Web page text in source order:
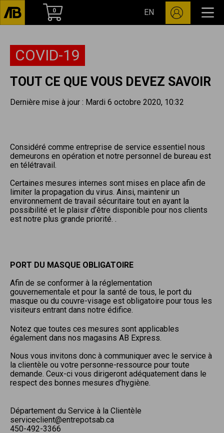
0 EN
COVID-19
TOUT CE QUE VOUS DEVEZ SAVOIR
Dernière mise à jour : Mardi 6 octobre 2020, 10:32
Considéré comme entreprise de service essentiel nous
demeurons en opération et notre personnel de bureau est
en télétravail.
Certaines mesures internes sont mises en place afin de
limiter la propagation du virus. Ainsi, maintenir un
environnement de travail sécuritaire tout en ayant la
possibilité et le plaisir d’être disponible pour nos clients
est notre plus grande priorité. .
PORT DU MASQUE OBLIGATOIRE
Afin de se conformer à la réglementation
gouvernementale et pour la santé de tous, le port du
masque ou du couvre-visage est obligatoire pour tous les
visiteurs entrant dans notre édifice.
Notez que toutes ces mesures sont applicables
également dans nos magasins AB Express.
Nous vous invitons donc à communiquer avec le service à
la clientèle ou votre personne-ressource pour toute
demande. Ceux-ci vous dirigeront adéquatement dans le
respect des bonnes mesures d’hygiène.
Département du Service à la Clientèle
serviceclient@entrepotsab.ca
450-492-3366